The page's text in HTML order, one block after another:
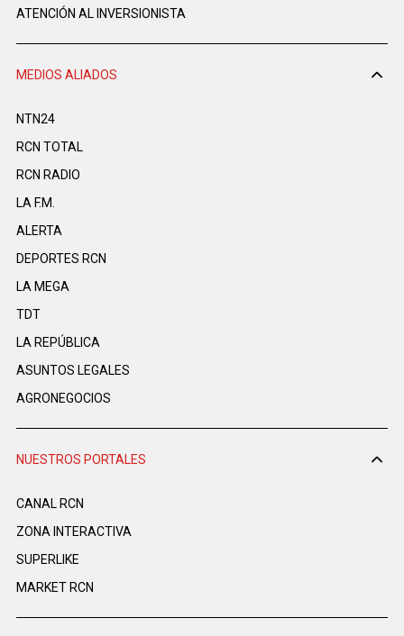
ATENCIÓN AL INVERSIONISTA
MEDIOS ALIADOS
NTN24
RCN TOTAL
RCN RADIO
LA F.M.
ALERTA
DEPORTES RCN
LA MEGA
TDT
LA REPÚBLICA
ASUNTOS LEGALES
AGRONEGOCIOS
NUESTROS PORTALES
CANAL RCN
ZONA INTERACTIVA
SUPERLIKE
MARKET RCN